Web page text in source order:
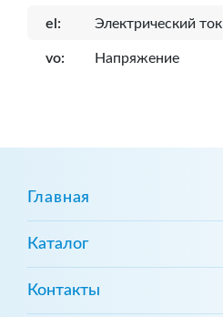
el: Электрический ток
vo: Напряжение
Главная
Каталог
Контакты